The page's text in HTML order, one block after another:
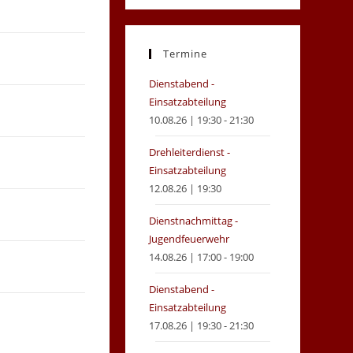
in
new
in
new
Termine
Dienstabend -
Einsatzabteilung
10.08.26 | 19:30 - 21:30
Drehleiterdienst -
Einsatzabteilung
12.08.26 | 19:30
Dienstnachmittag -
Jugendfeuerwehr
14.08.26 | 17:00 - 19:00
Dienstabend -
Einsatzabteilung
17.08.26 | 19:30 - 21:30